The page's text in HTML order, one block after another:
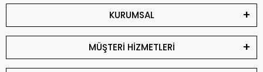
KURUMSAL
MÜŞTERİ HİZMETLERİ